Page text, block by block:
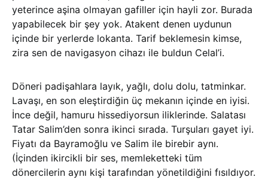
yeterince aşina olmayan gafiller için hayli zor. Burada
yapabilecek bir şey yok. Atakent denen uydunun
içinde bir yerlerde lokanta. Tarif beklemesin kimse,
zira sen de navigasyon cihazı ile buldun Celal’i.
Döneri padişahlara layık, yağlı, dolu dolu, tatminkar.
Lavaşı, en son eleştirdiğin üç mekanın içinde en iyisi.
İnce değil, hamuru hissediyorsun iliklerinde. Salatası
Tatar Salim’den sonra ikinci sırada. Turşuları gayet iyi.
Fiyatı da Bayramoğlu ve Salim ile birebir aynı.
(İçinden ikircikli bir ses, memleketteki tüm
dönercilerin aynı kişi tarafından yönetildiğini fısıldıyor.